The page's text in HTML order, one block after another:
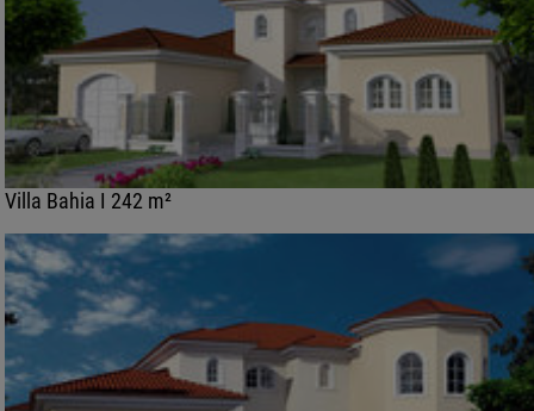
Villa Bahia I 242 m²